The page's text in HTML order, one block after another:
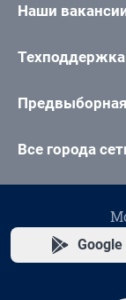
Наши
Техподдержка
Все города
Google